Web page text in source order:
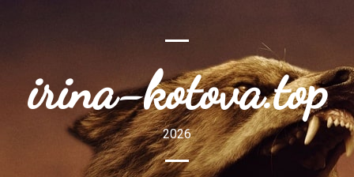
irina-kotova.top
2026